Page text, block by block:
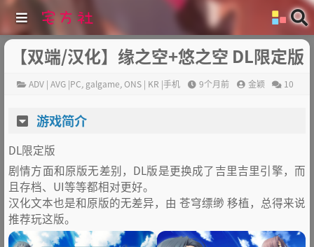
【双端/汉化】缘之空+悠之空 DL限定版
ADV | AVG |PC, galgame,ONS | KR |手机 9个月前 金颖 10
游戏简介
DL限定版
剧情方面和原版无差别，DL版是更换成了吉里吉里引擎，而
且存档、UI等等都相对更好。
汉化文本也是和原版的无差异，由 苍穹缥缈 移植，总得来说
推荐玩这版。